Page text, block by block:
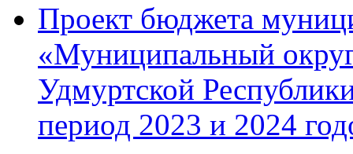
Проект бюджета
«Муниципальный
Удмуртской
период 2023 и 2024